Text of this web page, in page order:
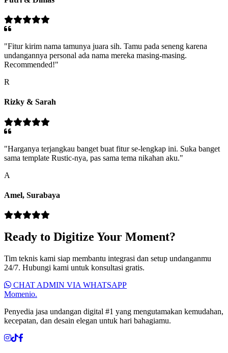
"Fitur kirim nama tamunya juara sih. Tamu pada seneng karena
undangannya personal ada nama mereka masing-masing.
Recommended!"
R
Rizky & Sarah
"Harganya terjangkau banget buat fitur se-lengkap ini. Suka banget
sama template Rustic-nya, pas sama tema nikahan aku."
A
Amel, Surabaya
Ready to Digitize Your Moment?
Tim teknis kami siap membantu integrasi dan setup undanganmu
24/7. Hubungi kami untuk konsultasi gratis.
CHAT ADMIN VIA WHATSAPP
Momenio.
Penyedia jasa undangan digital #1 yang mengutamakan kemudahan,
kecepatan, dan desain elegan untuk hari bahagiamu.